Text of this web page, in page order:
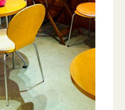
寄付のお願い
認定サービスとは